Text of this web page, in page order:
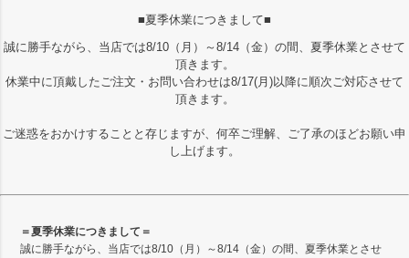
■夏季休業につきまして■
誠に勝手ながら、当店では8/10（月）～8/14（金）の間、夏季休業とさせて
頂きます。
休業中に頂戴したご注文・お問い合わせは8/17(月)以降に順次ご対応させて
頂きます。
ご迷惑をおかけすることと存じますが、何卒ご理解、ご了承のほどお願い申
し上げます。
＝夏季休業につきまして＝
誠に勝手ながら、当店では8/10（月）～8/14（金）の間、夏季休業とさせ